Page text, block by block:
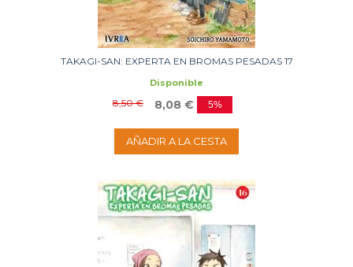
TAKAGI-SAN: EXPERTA EN BROMAS PESADAS 17
Disponible
8,50 € 8,08 € 5%
AÑADIR A LA CESTA